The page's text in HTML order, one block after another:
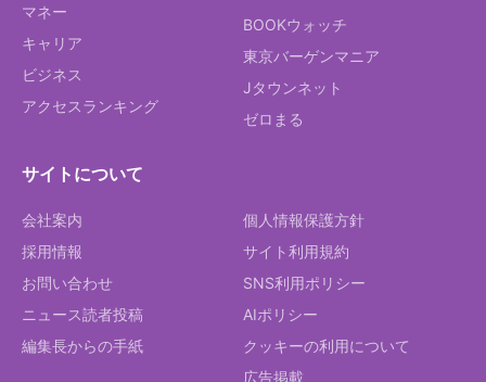
マネー
キャリア
ビジネス
アクセスランキング
BOOKウォッチ
東京バーゲンマニア
Jタウンネット
ゼロまる
サイトについて
会社案内
採用情報
お問い合わせ
ニュース読者投稿
編集長からの手紙
個人情報保護方針
サイト利用規約
SNS利用ポリシー
AIポリシー
クッキーの利用について
広告掲載